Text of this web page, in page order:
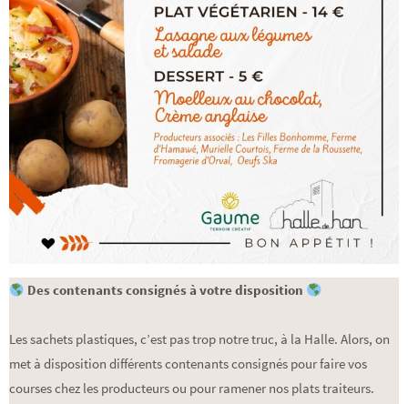
Des contenants consignés à votre disposition
Les sachets plastiques, c’est pas trop notre truc, à la Halle. Alors, on
met à disposition différents contenants consignés pour faire vos
courses chez les producteurs ou pour ramener nos plats traiteurs.